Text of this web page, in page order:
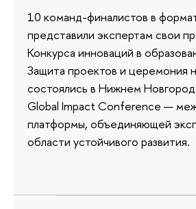
10 команд-финалистов в
представили экспертам свои
Конкурса инноваций в
Защита проектов и церемония
состоялись в Нижнем
Global Impact Conference —
платформы, объединяющей
области устойчивого развития.